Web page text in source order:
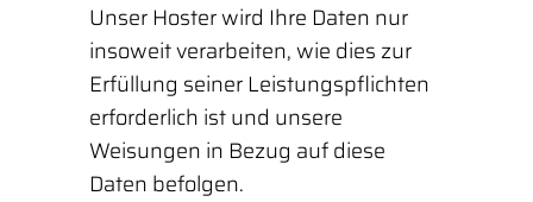
Unser Hoster wird Ihre Daten nur
insoweit verarbeiten, wie dies zur
Erfüllung seiner Leistungspflichten
erforderlich ist und unsere
Weisungen in Bezug auf diese
Daten befolgen.